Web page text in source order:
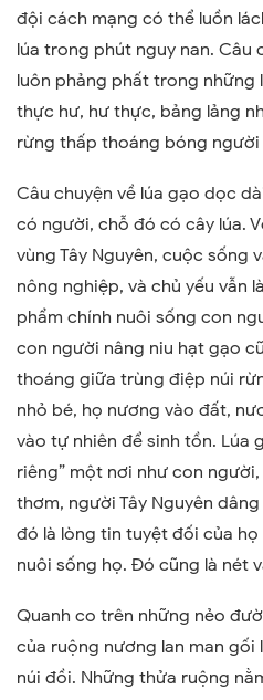
đội cách mạng có thể luồn
lúa trong phút nguy nan. Câu
luôn phảng phất trong những
thực hư, hư thực, bảng lảng
rừng thấp thoáng bóng người
Câu chuyện về lúa gạo dọc
có người, chỗ đó có cây lúa.
vùng Tây Nguyên, cuộc sống
nông nghiệp, và chủ yếu vẫn
phẩm chính nuôi sống con
con người nâng niu hạt gạo
thoáng giữa trùng điệp núi
nhỏ bé, họ nương vào đất,
vào tự nhiên để sinh tồn. Lúa
riêng” một nơi như con
thơm, người Tây Nguyên
đó là lòng tin tuyệt đối của
nuôi sống họ. Đó cũng là nét
Quanh co trên những nẻo
của ruộng nương lan man gối
núi đồi. Những thửa ruộng